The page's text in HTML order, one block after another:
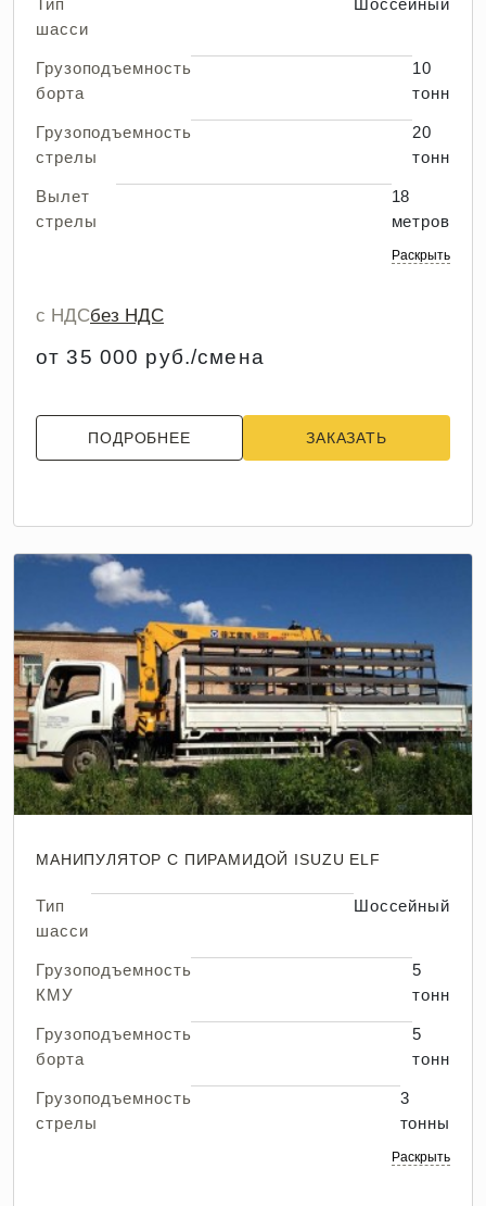
Тип
шасси
Шоссейный
Грузоподъемность
борта
10
тонн
Грузоподъемность
стрелы
20
тонн
Вылет
стрелы
18
метров
Раскрыть
с НДСбез НДС
от 35 000 руб./смена
ПОДРОБНЕЕ ЗАКАЗАТЬ
МАНИПУЛЯТОР С ПИРАМИДОЙ ISUZU ELF
Тип
шасси
Шоссейный
Грузоподъемность
КМУ
5
тонн
Грузоподъемность
борта
5
тонн
Грузоподъемность
стрелы
3
тонны
Раскрыть